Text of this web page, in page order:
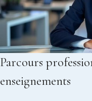
Parcours
enseignements